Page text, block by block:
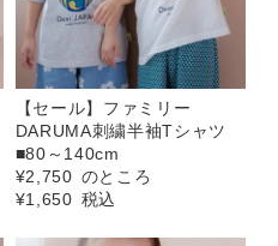
【セール】ファミリー
DARUMA刺繍半袖Tシャツ
■80～140cm
¥2,750 のところ
¥1,650 税込